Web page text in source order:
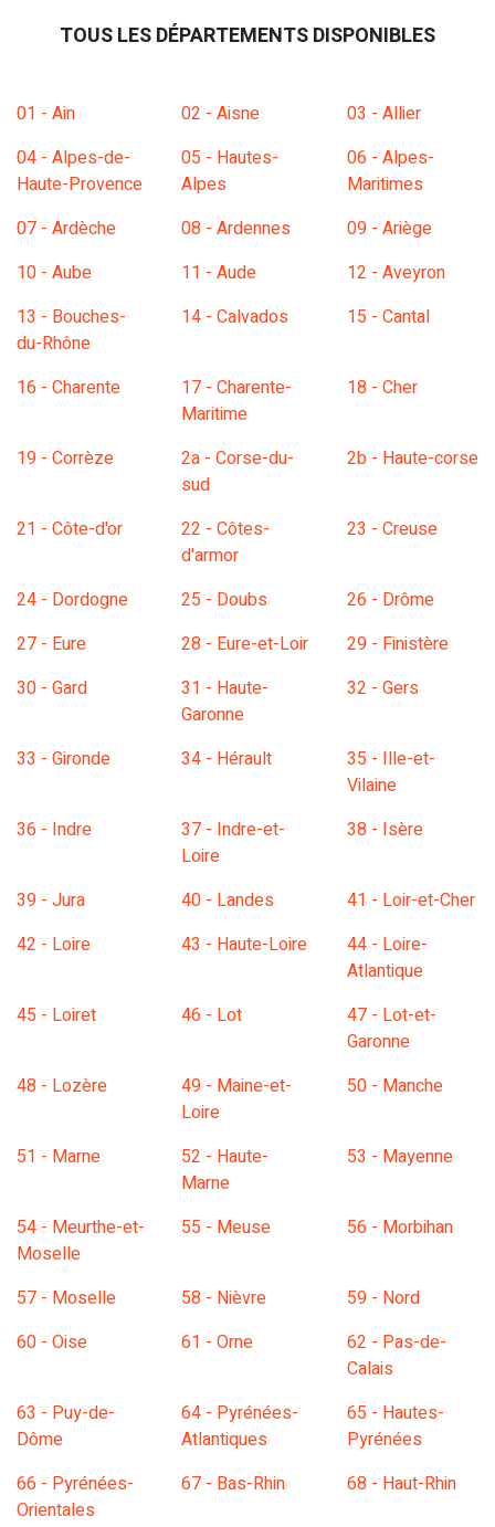
TOUS LES DÉPARTEMENTS DISPONIBLES
01 - Ain 02 - Aisne
03 - Allier
04 - Alpes-de-
Haute-Provence
05 - Hautes-
Alpes
06 - Alpes-
Maritimes
07 - Ardèche
08 - Ardennes
09 - Ariège
10 - Aube
11 - Aude
12 - Aveyron
13 - Bouches-
du-Rhône
14 - Calvados 15 - Cantal
16 - Charente
17 - Charente-
Maritime
18 - Cher
19 - Corrèze
2a - Corse-du-
sud
2b - Haute-corse
21 - Côte-d'or
22 - Côtes-
d'armor
23 - Creuse
24 - Dordogne 25 - Doubs
26 - Drôme
27 - Eure
28 - Eure-et-Loir
29 - Finistère
30 - Gard
31 - Haute-
Garonne
32 - Gers
33 - Gironde 34 - Hérault
35 - Ille-et-
Vilaine
36 - Indre
37 - Indre-et-
Loire
38 - Isère
39 - Jura 40 - Landes
41 - Loir-et-Cher
42 - Loire
43 - Haute-Loire
44 - Loire-
Atlantique
45 - Loiret
46 - Lot
47 - Lot-et-
Garonne
48 - Lozère
49 - Maine-et-
Loire
50 - Manche
51 - Marne
52 - Haute-
Marne
53 - Mayenne
54 - Meurthe-et-
Moselle
55 - Meuse 56 - Morbihan
57 - Moselle 58 - Nièvre
59 - Nord
60 - Oise
61 - Orne
62 - Pas-de-
Calais
63 - Puy-de-
Dôme
64 - Pyrénées-
Atlantiques
65 - Hautes-
Pyrénées
66 - Pyrénées-
Orientales
67 - Bas-Rhin 68 - Haut-Rhin